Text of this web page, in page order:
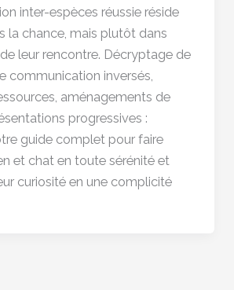
inter-espèces réussie réside
la chance, mais plutôt dans
de leur rencontre. Décryptage de
communication inversés,
aménagements de
progressives :
guide complet pour faire
et chat en toute sérénité et
curiosité en une complicité